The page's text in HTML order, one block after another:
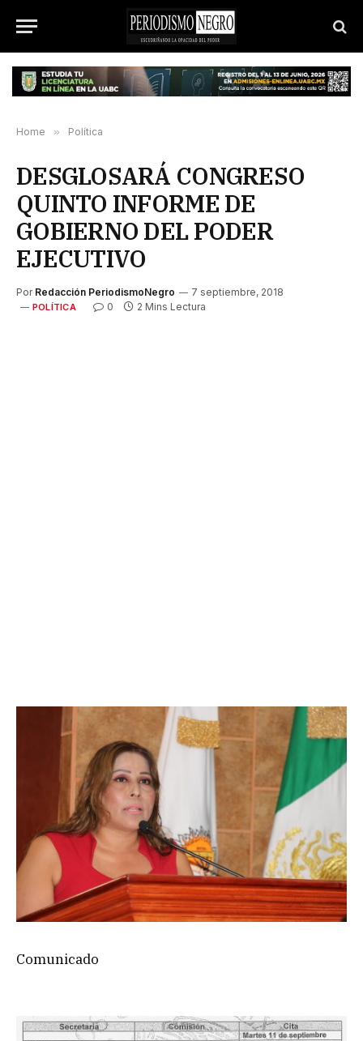
Home » Política
DESGLOSARÁ CONGRESO
QUINTO INFORME DE
GOBIERNO DEL PODER
EJECUTIVO
Por Redacción PeriodismoNegro 7 septiembre, 2018
POLÍTICA 0 2 Mins Lectura
Comunicado